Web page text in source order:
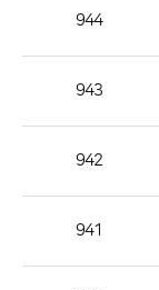
호,
944
943
942
941